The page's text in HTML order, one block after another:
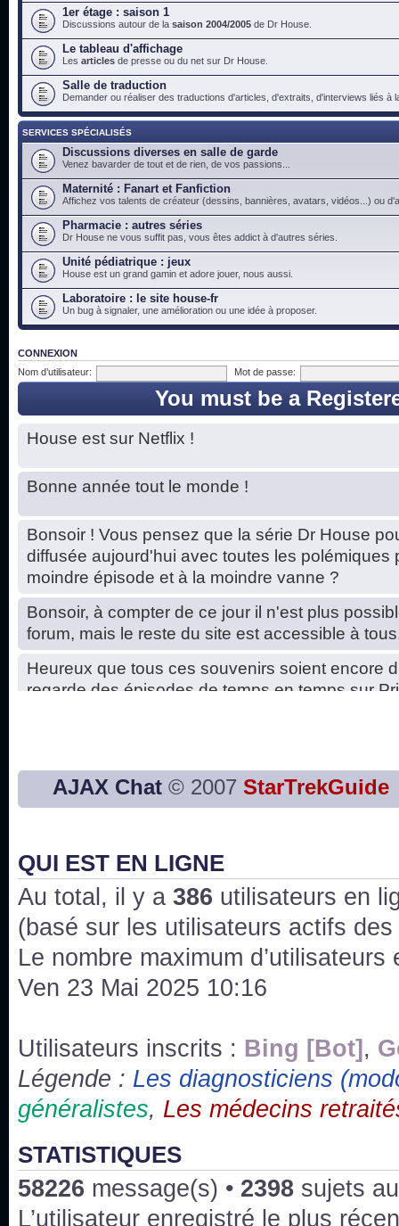
1er étage : saison 1
Discussions autour de la saison 2004/2005 de Dr House.
Le tableau d'affichage
Les articles de presse ou du net sur Dr House.
Salle de traduction
Demander ou réaliser des traductions d'articles, d'extraits, d'interviews liés à
SERVICES SPÉCIALISÉS
Discussions diverses en salle de garde
Venez bavarder de tout et de rien, de vos passions...
Maternité : Fanart et Fanfiction
Affichez vos talents de créateur (dessins, bannières, avatars, vidéos...) ou
Pharmacie : autres séries
Dr House ne vous suffit pas, vous êtes addict à d'autres séries.
Unité pédiatrique : jeux
House est un grand gamin et adore jouer, nous aussi.
Laboratoire : le site house-fr
Un bug à signaler, une amélioration ou une idée à proposer.
CONNEXION
Nom d’utilisateur:
Mot de passe:
You must be a
House est sur Netflix !
Bonne année tout le monde !
Bonsoir ! Vous pensez que la série Dr House
diffusée aujourd'hui avec toutes les polémiques
moindre épisode et à la moindre vanne ?
Bonsoir, à compter de ce jour il n'est plus
forum, mais le reste du site est accessible à
Heureux que tous ces souvenirs soient encore
regarde des épisodes de temps en temps sur
Bon, 2020, ça n'a pas trop marché. JE vous
issus des saisons 6; 7 et 8 !
Bonne année 2020 !
Bonne année 2019 !
Joyeux Noël !
Bonne année tout le monde !
Un peu de ménage, spams supprimés. Depuis
chaines françaises diffusent House, HD1 et
3x24 Human Error mais je suis pas sur
Bonjour j'aimerais que l'on m'aide à trouver un
qu'une personne fait un arrêt cardiaque mais
AJAX Chat © 2007 StarTrekGuide
QUI EST EN LIGNE
Au total, il y a 386 utilisateurs en
(basé sur les utilisateurs actifs
Le nombre maximum
Ven 23 Mai 2025 10:16
Utilisateurs inscrits : Bing [Bot] ,
Légende : Les diagnosticiens
généralistes, Les médecins
STATISTIQUES
58226 message(s) • 2398 sujets
L’utilisateur enregistré le plus